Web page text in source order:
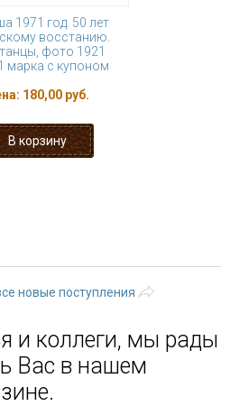
1971 год. 50 лет
восстанию.
фото 1921
марка с купоном
180,00 руб.
новые поступления
и коллеги, мы рады
Вас в нашем